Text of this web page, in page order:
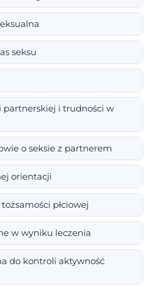
seksu
partnerskiej i trudności w
o seksie z partnerem
orientacji
płciowej
w wyniku leczenia
do kontroli aktywność